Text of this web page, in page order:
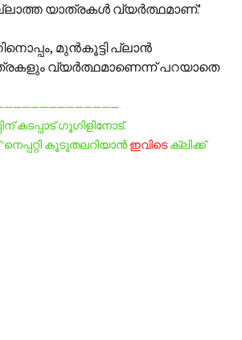
യാത്രകള്‍ വ്യര്‍ത്ഥമാണ്.’
മുന്‍‌കൂട്ടി പ്ലാന്‍
വ്യര്‍ത്ഥമാണെന്ന് പറയാതെ
കടപ്പാട് ഗൂഗിളിനോട്.
കൂടുതലറിയാന്‍ ഇവിടെക്ലിക്ക്